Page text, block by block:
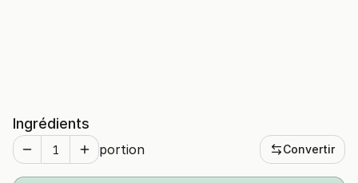
Ingrédients
portion Convertir